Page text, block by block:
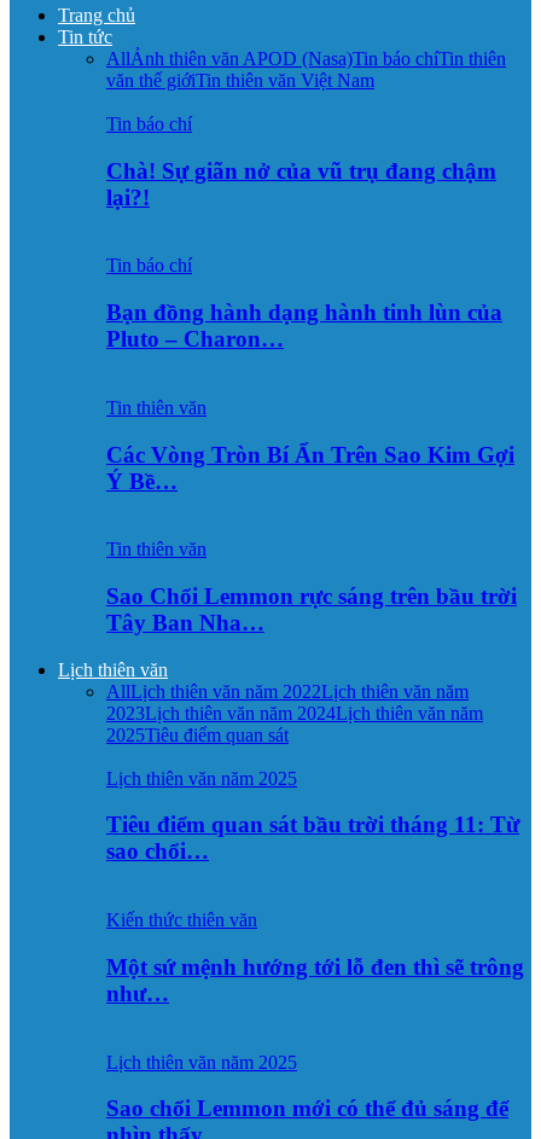
Trang chủ
Tin tức
AllẢnh thiên văn APOD (Nasa)Tin báo chíTin thiên
văn thế giớiTin thiên văn Việt Nam
Tin báo chí
Chà! Sự giãn nở của vũ trụ đang chậm
lại?!
Tin báo chí
Bạn đồng hành dạng hành tinh lùn của
Pluto – Charon…
Tin thiên văn
Các Vòng Tròn Bí Ẩn Trên Sao Kim Gợi
Ý Bề…
Tin thiên văn
Sao Chổi Lemmon rực sáng trên bầu trời
Tây Ban Nha…
Lịch thiên văn
AllLịch thiên văn năm 2022Lịch thiên văn năm
2023Lịch thiên văn năm 2024Lịch thiên văn năm
2025Tiêu điểm quan sát
Lịch thiên văn năm 2025
Tiêu điểm quan sát bầu trời tháng 11: Từ
sao chổi…
Kiến thức thiên văn
Một sứ mệnh hướng tới lỗ đen thì sẽ trông
như…
Lịch thiên văn năm 2025
Sao chổi Lemmon mới có thể đủ sáng để